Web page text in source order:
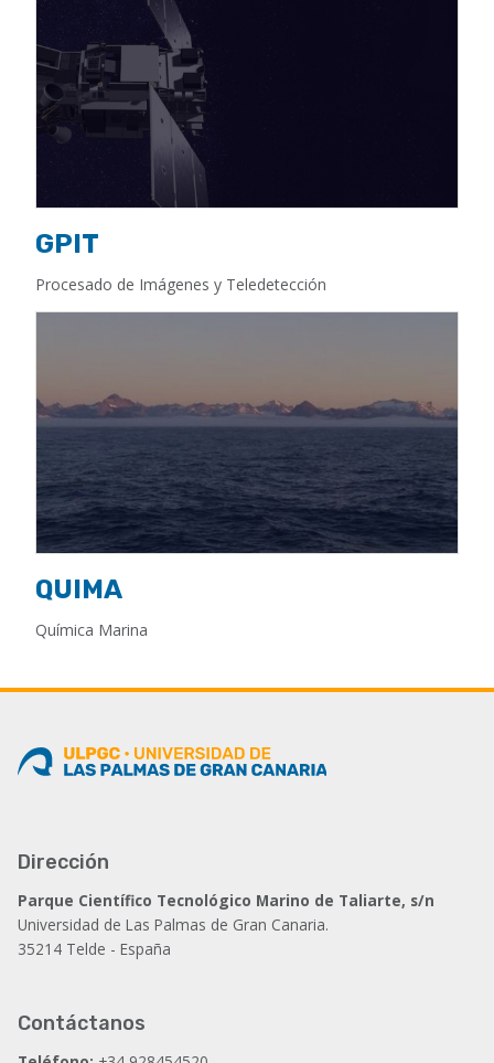
GPIT
Procesado de Imágenes y Teledetección
QUIMA
Química Marina
Dirección
Parque Científico Tecnológico Marino de Taliarte, s/n
Universidad de Las Palmas de Gran Canaria.
35214 Telde - España
Contáctanos